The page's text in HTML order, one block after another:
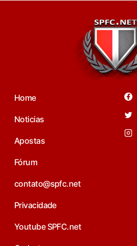
Home
Noticias
Apostas
Fórum
contato@spfc.net
Privacidade
Youtube SPFC.net